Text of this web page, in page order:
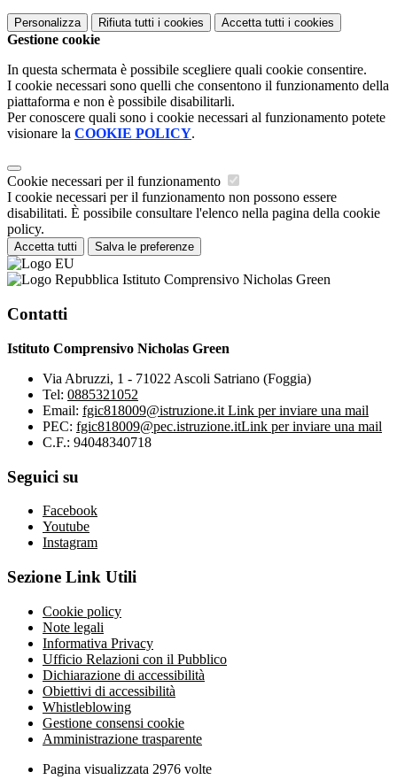
Personalizza Rifiuta tutti i cookies Accetta tutti i cookies
Gestione cookie
In questa schermata è possibile scegliere quali cookie consentire.
I cookie necessari sono quelli che consentono il funzionamento della
piattaforma e non è possibile disabilitarli.
Per conoscere quali sono i cookie necessari al funzionamento potete
visionare la COOKIE POLICY.
Cookie necessari per il funzionamento
I cookie necessari per il funzionamento non possono essere
disabilitati. È possibile consultare l'elenco nella pagina della cookie
policy.
Accetta tutti Salva le preferenze
Istituto Comprensivo Nicholas Green
Contatti
Istituto Comprensivo Nicholas Green
Via Abruzzi, 1 - 71022 Ascoli Satriano (Foggia)
Tel: 0885321052
Email: fgic818009@istruzione.it Link per inviare una mail
PEC: fgic818009@pec.istruzione.itLink per inviare una mail
C.F.: 94048340718
Seguici su
Facebook
Youtube
Instagram
Sezione Link Utili
Cookie policy
Note legali
Informativa Privacy
Ufficio Relazioni con il Pubblico
Dichiarazione di accessibilità
Obiettivi di accessibilità
Whistleblowing
Gestione consensi cookie
Amministrazione trasparente
Pagina visualizzata 2976 volte